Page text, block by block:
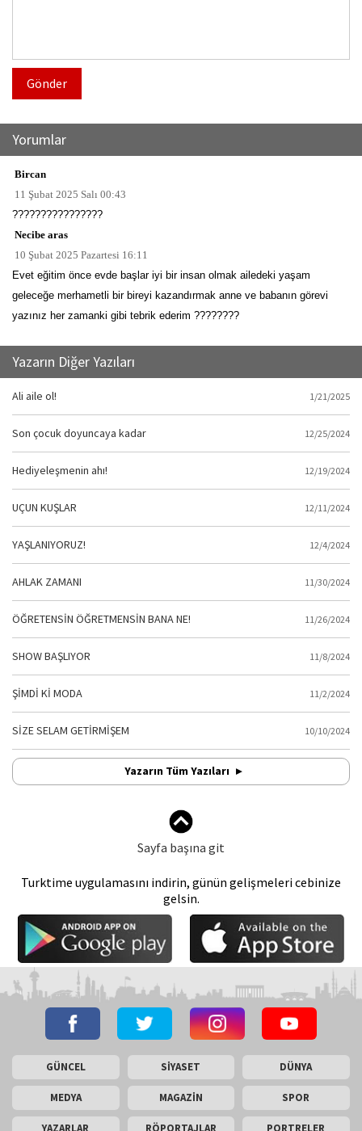
Gönder
Yorumlar
Bircan
11 Şubat 2025 Salı 00:43
????????????????
Necibe aras
10 Şubat 2025 Pazartesi 16:11
Evet eğitim önce evde başlar iyi bir insan olmak ailedeki yaşam
geleceğe merhametli bir bireyi kazandırmak anne ve babanın görevi
yazınız her zamanki gibi tebrik ederim ????????
Yazarın Diğer Yazıları
Ali aile ol! 1/21/2025
Son çocuk doyuncaya kadar 12/25/2024
Hediyeleşmenin ahı! 12/19/2024
UÇUN KUŞLAR 12/11/2024
YAŞLANIYORUZ! 12/4/2024
AHLAK ZAMANI 11/30/2024
ÖĞRETENSİN ÖĞRETMENSİN BANA NE! 11/26/2024
SHOW BAŞLIYOR 11/8/2024
ŞİMDİ Kİ MODA 11/2/2024
SİZE SELAM GETİRMİŞEM 10/10/2024
Yazarın Tüm Yazıları
Sayfa başına git
Turktime uygulamasını indirin, günün gelişmeleri cebinize
gelsin.
GÜNCEL SİYASET DÜNYA
MEDYA MAGAZİN SPOR
YAZARLAR RÖPORTAJLAR PORTRELER